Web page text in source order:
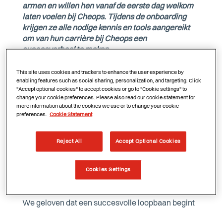
armen en willen hen vanaf de eerste dag welkom
laten voelen bij Cheops. Tijdens de onboarding
krijgen ze alle nodige kennis en tools aangereikt
om van hun carrière bij Cheops een
succesverhaal te maken.
Bij Cheops hechten we niet alleen belang aan de
functiegerichte competenties, maar kijken we ook
naar de persoonlijke match en cultuurfit. We
vinden de persoonlijkheid van medewerkers en of
ze het ‘Cheops DNA’ bezitten nét zo belangrijk.
Iemand met het Cheops DNA is gedreven,
betrouwbaar, communicatief, heeft goesting, is
pragmatisch & flexibel.
We werven graag mensen
aan die onze mindset delen en deel kunnen
We geloven dat een succesvolle loopbaan begint
This site uses cookies and trackers to enhance the user experience by
enabling features such as social sharing, personalization, and targeting. Click
"Accept optional cookies" to accept cookies or go to "Cookie settings" to
change your cookie preferences. Please also read our cookie statement for
more information about the cookies we use or to change your cookie
preferences.
Cookie Statement
Reject All Accept Optional Cookies
Cookies Settings